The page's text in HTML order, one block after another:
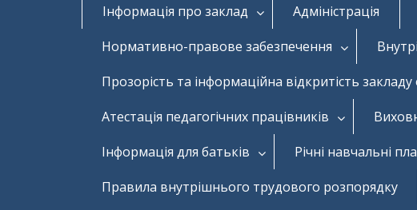
Інформація про заклад Адміністрація
Нормативно-правове забезпечення
Прозорість та інформаційна відкритість закладу
Атестація педагогічних працівників
Інформація для батьків
Річні навчальні
Правила внутрішнього трудового розпорядку